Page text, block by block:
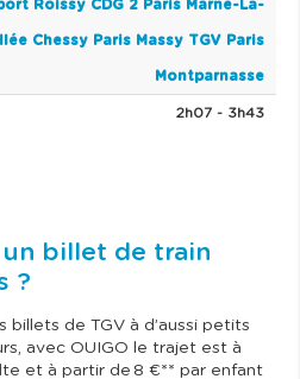
Roissy CDG 2 Paris Marne-La-
Chessy Paris Massy TGV Paris
Montparnasse
2h07 - 3h43
billet de train
?
billets de TGV à d’aussi petits
avec OUIGO le trajet est à
et à partir de 8 €** par enfant